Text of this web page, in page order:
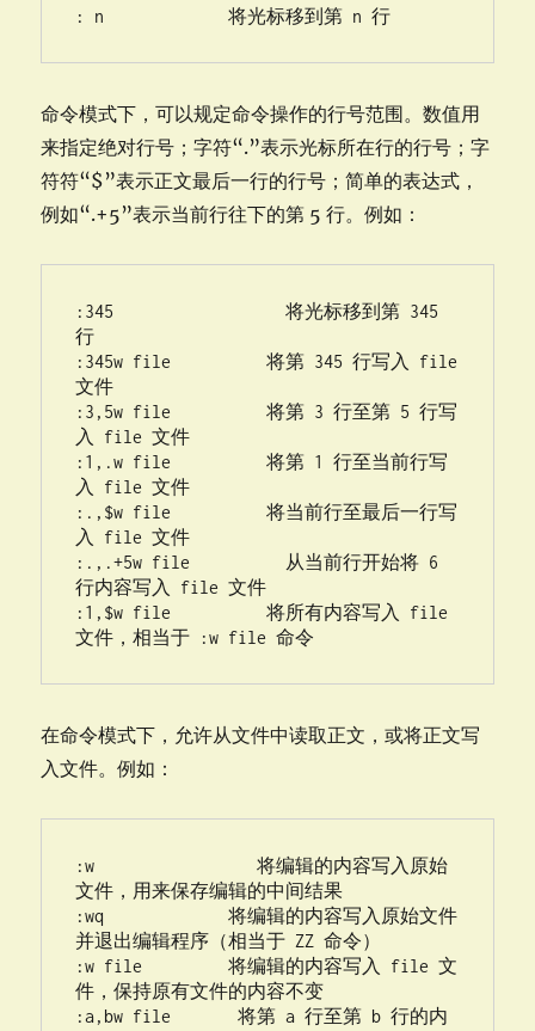
: n             将光标移到第 n 行
命令模式下，可以规定命令操作的行号范围。数值用
来指定绝对行号；字符“.”表示光标所在行的行号；字
符符“$”表示正文最后一行的行号；简单的表达式，
例如“.+5”表示当前行往下的第 5 行。例如：
:345                  将光标移到第 345
行
:345w file          将第 345 行写入 file
文件
:3,5w file          将第 3 行至第 5 行写
入 file 文件
:1,.w file          将第 1 行至当前行写
入 file 文件
:.,$w file          将当前行至最后一行写
入 file 文件
:.,.+5w file          从当前行开始将 6
行内容写入 file 文件
:1,$w file          将所有内容写入 file
文件，相当于 :w file 命令
在命令模式下，允许从文件中读取正文，或将正文写
入文件。例如：
:w                 将编辑的内容写入原始
文件，用来保存编辑的中间结果
:wq             将编辑的内容写入原始文件
并退出编辑程序（相当于 ZZ 命令）
:w file         将编辑的内容写入 file 文
件，保持原有文件的内容不变
:a,bw file       将第 a 行至第 b 行的内